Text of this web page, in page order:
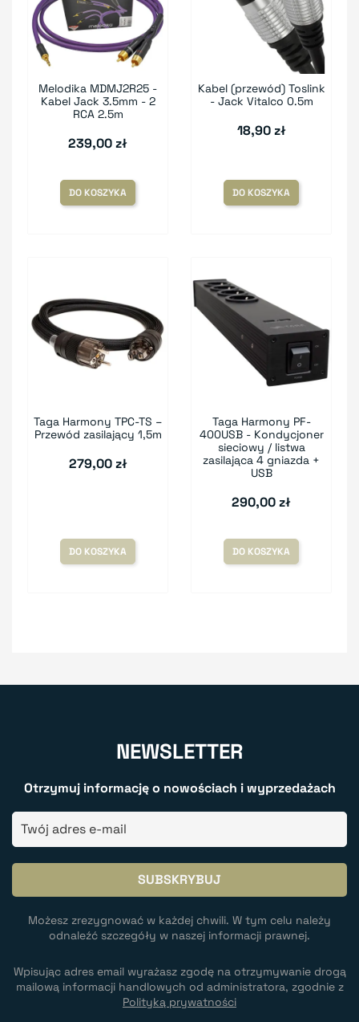
Melodika MDMJ2R25 -
Kabel Jack 3.5mm - 2
RCA 2.5m
239,00 zł
DO KOSZYKA
Kabel (przewód) Toslink
- Jack Vitalco 0.5m
18,90 zł
DO KOSZYKA
Taga Harmony TPC-TS –
Przewód zasilający 1,5m
279,00 zł
DO KOSZYKA
Taga Harmony PF-
400USB - Kondycjoner
sieciowy / listwa
zasilająca 4 gniazda +
USB
290,00 zł
DO KOSZYKA
NEWSLETTER
Otrzymuj informację o nowościach i wyprzedażach
Możesz zrezygnować w każdej chwili. W tym celu należy
odnaleźć szczegóły w naszej informacji prawnej.
Wpisując adres email wyrażasz zgodę na otrzymywanie drogą
mailową informacji handlowych od administratora, zgodnie z
Polityką prywatności